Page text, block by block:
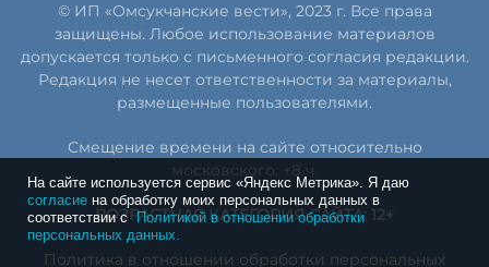
На сайте используется сервис «Яндекс Метрика». Я даю
согласие на обработку моих персональных данных в
соответствии сПолитикой в отношении обработки
персональных данных.
© ИП «Омсукчанские вести», 2023 г. Все права
защищены. Любое использование материалов
допускается только с письменного согласия редакции.
Редакция не несет ответственности за материалы,
размещенные пользователями.
Смещение времени на сайте относительно
московского: +8 ч.
ВОЗРАСТНАЯ КАТЕГОРИЯ САЙТА: 12+
Политика в отношении обработки персональных